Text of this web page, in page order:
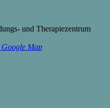
und Therapiezentrum
Map